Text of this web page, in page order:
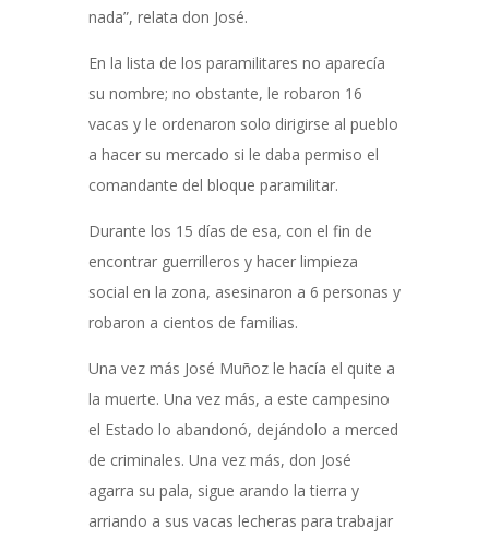
nada”, relata don José.
En la lista de los paramilitares no aparecía
su nombre; no obstante, le robaron 16
vacas y le ordenaron solo dirigirse al pueblo
a hacer su mercado si le daba permiso el
comandante del bloque paramilitar.
Durante los 15 días de esa, con el fin de
encontrar guerrilleros y hacer limpieza
social en la zona, asesinaron a 6 personas y
robaron a cientos de familias.
Una vez más José Muñoz le hacía el quite a
la muerte. Una vez más, a este campesino
el Estado lo abandonó, dejándolo a merced
de criminales. Una vez más, don José
agarra su pala, sigue arando la tierra y
arriando a sus vacas lecheras para trabajar